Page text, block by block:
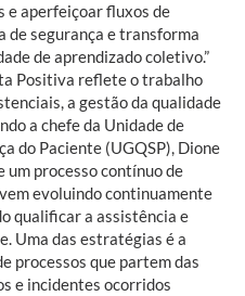
e aperfeiçoar fluxos de
segurança e transforma
de aprendizado coletivo.”
Positiva reflete o trabalho
a gestão da qualidade
a chefe da Unidade de
do Paciente (UGQSP), Dione
um processo contínuo de
evoluindo continuamente
qualificar a assistência e
Uma das estratégias é a
processos que partem das
e incidentes ocorridos